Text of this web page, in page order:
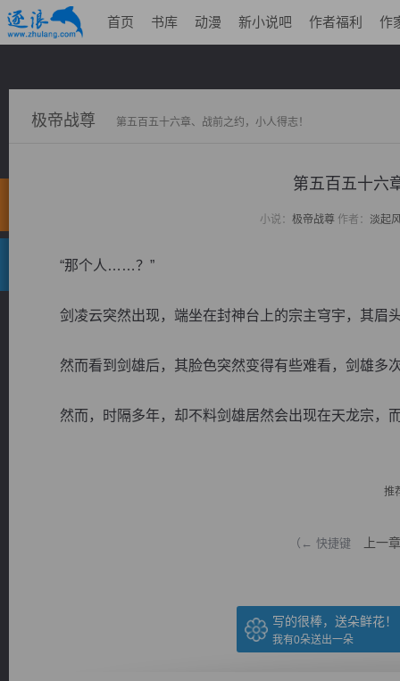
首页 书库 动漫 新小说吧 作者福利 作
极帝战尊 第五百五十六章、战前之约，小人得志！
第五百五十六
小说： 极帝战尊作者： 淡起
“那个人……？”
剑凌云突然出现，端坐在封神台上的宗主穹宇，其眉
然而看到剑雄后，其脸色突然变得有些难看，剑雄多
然而，时隔多年，却不料剑雄居然会出现在天龙宗，
推
（← 快捷键 上一章
写的很棒，送朵鲜花！
我有0朵送出一朵